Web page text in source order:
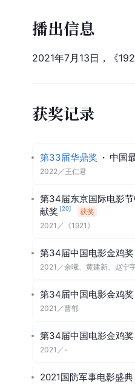
播出信息
2021年7月13日，《
获奖记录
第33届华鼎奖 · 中国
2022／ 王仁君
第34届东京国际电影
献奖 [20]
获奖
2021 ／ 《1921》
第34届中国电影金鸡奖
2021 ／余曦、黄建新、赵宁
第34届中国电影金鸡奖
2021 ／曹郁
第34届中国电影金鸡奖
2021 ／ -
2021国防军事电影盛典